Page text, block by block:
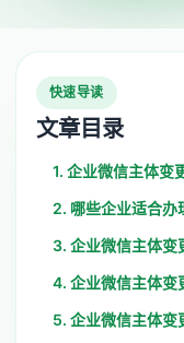
快速导读
文章目录
1. 企业微信主体变
2. 哪些企业适合办
3. 企业微信主体变
4. 企业微信主体变
5. 企业微信主体变